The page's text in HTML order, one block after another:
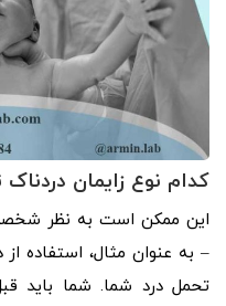
کدام نوع زایمان
این ممکن است به نظر شخصی
– به عنوان مثال، استفاده
تحمل درد شما. شما باید